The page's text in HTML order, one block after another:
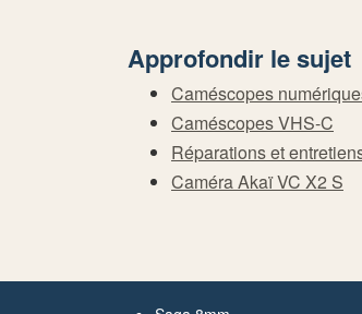
Approfondir le sujet
Caméscopes
Caméscopes VHS-C
Réparations et
Caméra Akaï VC X2 S